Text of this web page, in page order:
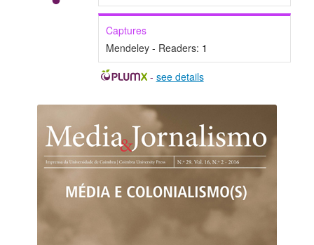
Captures
Mendeley - Readers: 1
- see details